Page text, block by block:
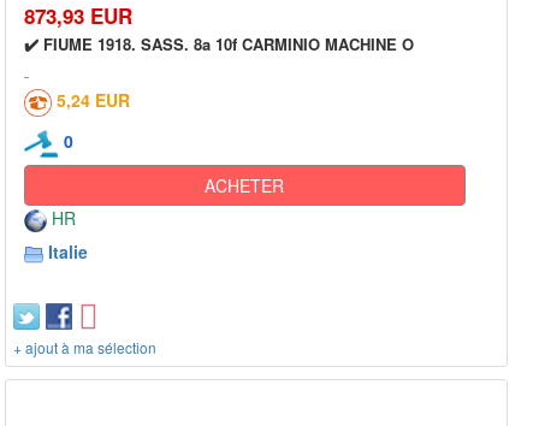
873,93 EUR
✔️ FIUME 1918. SASS. 8a 10f CARMINIO MACHINE O
5,24 EUR
0
ACHETER
HR
Italie
+ ajout à ma sélection